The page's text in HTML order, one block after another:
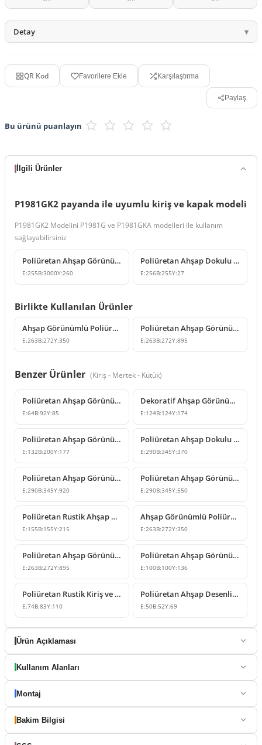
Detay
QR Kod Favorilere Ekle Karşılaştırma
Paylaş
Bu ürünü puanlayın
İlgili Ürünler
P1981GK2 payanda ile uyumlu kiriş ve kapak modeli
P1981GK2 Modelini P1981G ve P1981GKA modelleri ile kullanım
sağlayabilirsiniz
Poliüretan Ahşap Görünümlü Dekoratif Kiriş Kütük Modeli
E:255B:3000Y:260
Poliüretan Ahşap Dokulu Dekoratif Kiriş Kapağı Modeli
E:256B:255Y:27
Birlikte Kullanılan Ürünler
Ahşap Görünümlü Poliüretan Payanda Modelleri
E:263B:272Y:350
Poliüretan Ahşap Görünümlü Rustik Payanda Modeli
E:263B:272Y:895
Benzer Ürünler (Kiriş - Mertek - Kütük)
Poliüretan Ahşap Görünümlü Küçük Kiriş Mertek Modeli
E:64B:92Y:85
Dekoratif Ahşap Görünümlü Poliüretan Kiriş Payandası
E:124B:124Y:174
Poliüretan Ahşap Görünümlü Kiriş Payandası Modeli
E:132B:200Y:177
Poliüretan Ahşap Dokulu Kiriş ve Payanda Modelleri
E:290B:345Y:370
Poliüretan Ahşap Görünümlü Rustik Payanda Kiriş
E:290B:345Y:920
Poliüretan Ahşap Görünümlü Dekoratif Payanda Modeli
E:290B:345Y:550
Poliüretan Rustik Ahşap Görünümlü Kiriş Payandası Modeli
E:155B:155Y:215
Ahşap Görünümlü Poliüretan Payanda Modelleri
E:263B:272Y:350
Poliüretan Ahşap Görünümlü Rustik Payanda Modeli
E:263B:272Y:895
Poliüretan Ahşap Görünümlü Kiriş Payanda Modeli
E:100B:100Y:136
Poliüretan Rustik Kiriş ve Mertek Destek Elemanı
E:74B:83Y:110
Poliüretan Ahşap Desenli Kiriş Destek Payandası
E:50B:52Y:69
Ürün Açıklaması
Kullanım Alanları
Montaj
Bakim Bilgisi